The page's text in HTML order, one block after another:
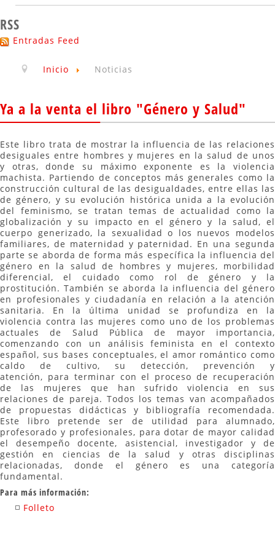
RSS
Entradas Feed
Inicio Noticias
Ya a la venta el libro "Género y Salud"
Este libro trata de mostrar la influencia de las relaciones
desiguales entre hombres y mujeres en la salud de unos
y otras, donde su máximo exponente es la violencia
machista. Partiendo de conceptos más generales como la
construcción cultural de las desigualdades, entre ellas las
de género, y su evolución histórica unida a la evolución
del feminismo, se tratan temas de actualidad como la
globalización y su impacto en el género y la salud, el
cuerpo generizado, la sexualidad o los nuevos modelos
familiares, de maternidad y paternidad. En una segunda
parte se aborda de forma más específica la influencia del
género en la salud de hombres y mujeres, morbilidad
diferencial, el cuidado como rol de género y la
prostitución. También se aborda la influencia del género
en profesionales y ciudadanía en relación a la atención
sanitaria. En la última unidad se profundiza en la
violencia contra las mujeres como uno de los problemas
actuales de Salud Pública de mayor importancia,
comenzando con un análisis feminista en el contexto
español, sus bases conceptuales, el amor romántico como
caldo de cultivo, su detección, prevención y
atención, para terminar con el proceso de recuperación
de las mujeres que han sufrido violencia en sus
relaciones de pareja. Todos los temas van acompañados
de propuestas didácticas y bibliografía recomendada.
Este libro pretende ser de utilidad para alumnado,
profesorado y profesionales, para dotar de mayor calidad
el desempeño docente, asistencial, investigador y de
gestión en ciencias de la salud y otras disciplinas
relacionadas, donde el género es una categoría
fundamental.
Para más información:
Folleto